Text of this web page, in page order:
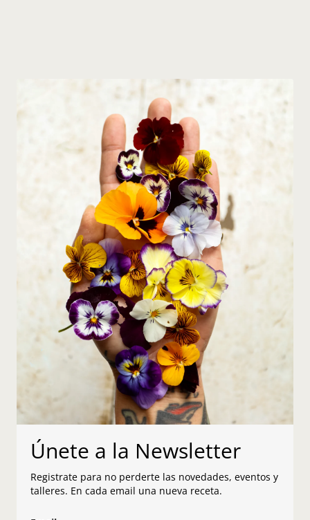
Únete a la Newsletter
Registrate para no perderte las novedades, eventos y
talleres. En cada email una nueva receta.